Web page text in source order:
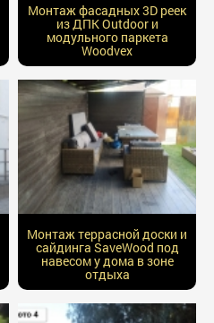
Монтаж фасадных 3D реек
из ДПК Outdoor и
модульного паркета
Woodvex
Монтаж террасной доски и
сайдинга SaveWood под
навесом у дома в зоне
отдыха